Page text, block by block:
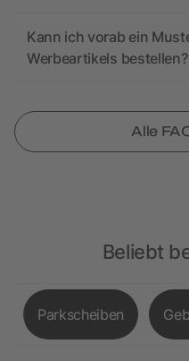
Kann ich vorab ein
Werbeartikels bestellen?
Alle
Beliebt
Parkscheiben